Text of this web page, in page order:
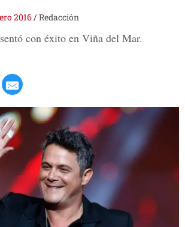
2016/Redacción
con éxito en Viña del Mar.